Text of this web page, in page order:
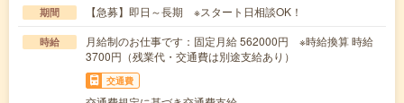
期間 【急募】即日～長期 ※スタート日相談OK！
時給
月給制のお仕事です：固定月給 562000円 ※時給換算 時給
3700円（残業代・交通費は別途支給あり）
交通費